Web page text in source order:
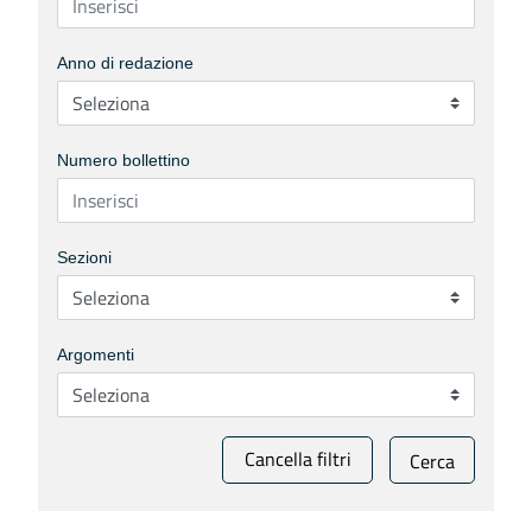
Anno di redazione
Numero bollettino
Sezioni
Argomenti
Cancella filtri Cerca